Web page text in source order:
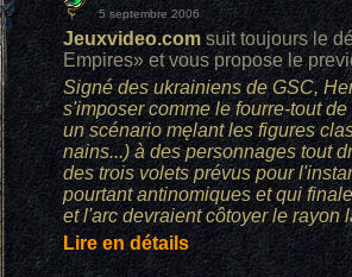
5 septembre 2006
Jeuxvideo.com suit toujours le
Empires» et vous propose le
Signé des ukrainiens de GSC,
s'imposer comme le fourre-tout
un scénario męlant les figures
nains...) à des personnages tout
des trois volets prévus pour
pourtant antinomiques et qui
et l'arc devraient côtoyer le rayon
Lire en détails